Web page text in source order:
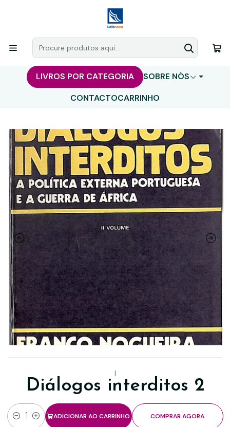
LIVROS POR CATEGORIA
SOBRE NÓS
CONTACTOCARRINHO
|
Diálogos interditos 2
Quantidade
ADICIONAR AO CARRINHO COMPRAR AGORA